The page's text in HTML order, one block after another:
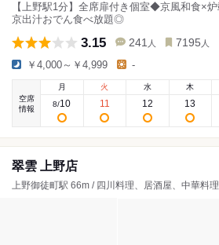
【上野駅1分】全席扉付き個室◆京風和食×
京出汁おでん食べ放題◎
3.15 241 人 7195 人
￥4,000～￥4,999 -
空席
情報
月
8/10
火
11
水
12
木
13
翠雲 上野店
上野御徒町駅 66m / 四川料理、居酒屋、中華料理